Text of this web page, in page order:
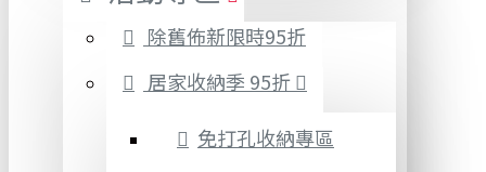
除舊佈新限時95折
居家收納季 95折
免打孔收納專區